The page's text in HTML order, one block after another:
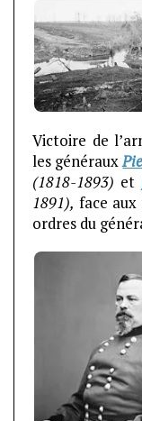
Victoire de
les généraux
(1818-1893) et
1891), face aux
ordres du